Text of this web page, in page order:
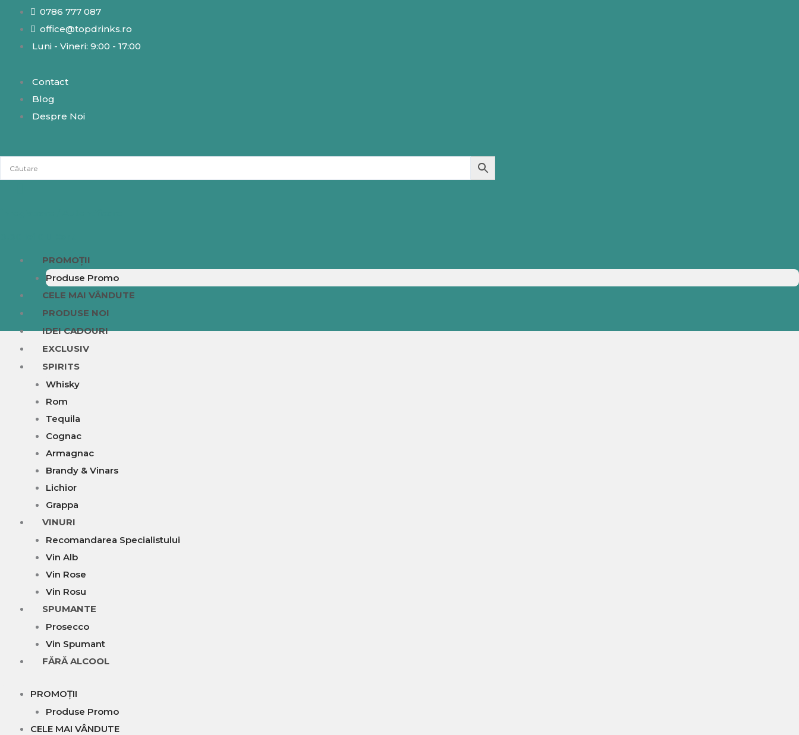
content
0786 777 087
office@topdrinks.ro
Luni - Vineri: 9:00 - 17:00
Contact
Blog
Despre Noi
PROMOȚII
Produse Promo
CELE MAI VÂNDUTE
PRODUSE NOI
IDEI CADOURI
EXCLUSIV
SPIRITS
Whisky
Rom
Tequila
Cognac
Armagnac
Brandy & Vinars
Lichior
Grappa
VINURI
Recomandarea Specialistului
Vin Alb
Vin Rose
Vin Rosu
SPUMANTE
Prosecco
Vin Spumant
FĂRĂ ALCOOL
PROMOȚII
Produse Promo
CELE MAI VÂNDUTE